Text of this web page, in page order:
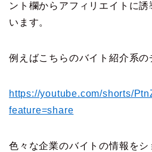
ント欄からアフィリエイトに
います。
例えばこちらのバイト紹介系の
https://youtube.com/shorts/
feature=share
色々な企業のバイトの情報を